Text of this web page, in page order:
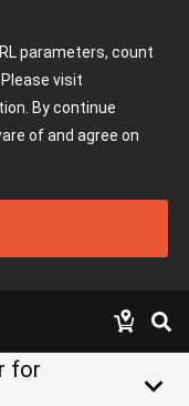
parameters, count
visit
By continue
of and agree on
for
keyboard_arrow_down